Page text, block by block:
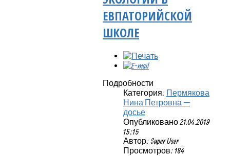
ЕВПАТОРИЙСКОЙ
ШКОЛЕ
Подробности
Категория: Пермякова
Нина Петровна —
досье
Опубликовано 21.04.2019
15:15
Автор: Super User
Просмотров: 184